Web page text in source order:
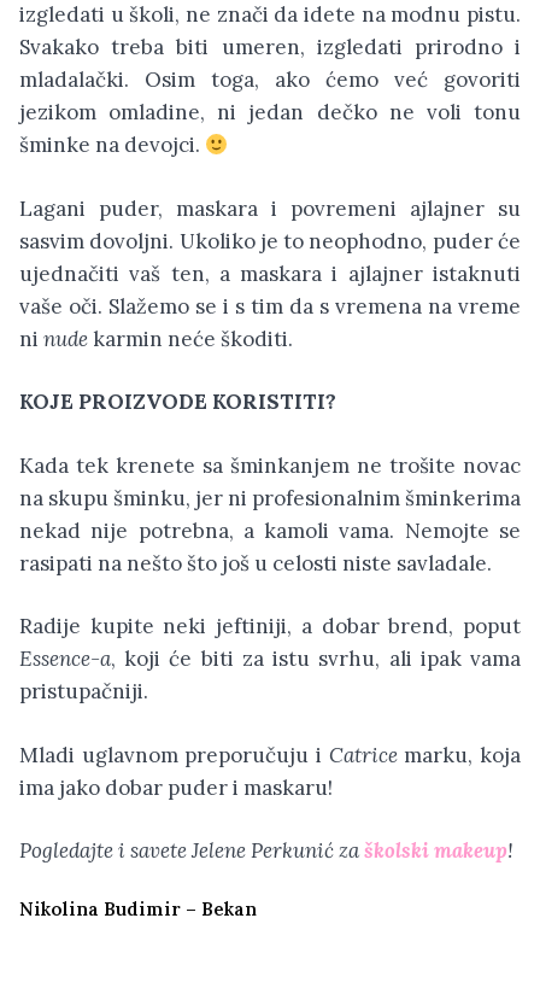
izgledati u školi, ne znači da idete na modnu pistu.
Svakako treba biti umeren, izgledati prirodno i
mladalački. Osim toga, ako ćemo već govoriti
jezikom omladine, ni jedan dečko ne voli tonu
šminke na devojci.
Lagani puder, maskara i povremeni ajlajner su
sasvim dovoljni. Ukoliko je to neophodno, puder će
ujednačiti vaš ten, a maskara i ajlajner istaknuti
vaše oči. Slažemo se i s tim da s vremena na vreme
ni nudekarmin neće škoditi.
KOJE PROIZVODE KORISTITI?
Kada tek krenete sa šminkanjem ne trošite novac
na skupu šminku, jer ni profesionalnim šminkerima
nekad nije potrebna, a kamoli vama. Nemojte se
rasipati na nešto što još u celosti niste savladale.
Radije kupite neki jeftiniji, a dobar brend, poput
Essence-a, koji će biti za istu svrhu, ali ipak vama
pristupačniji.
Mladi uglavnom preporučuju i Catricemarku, koja
ima jako dobar puder i maskaru!
Pogledajte i savete Jelene Perkunić zaškolski makeup!
Nikolina Budimir – Bekan